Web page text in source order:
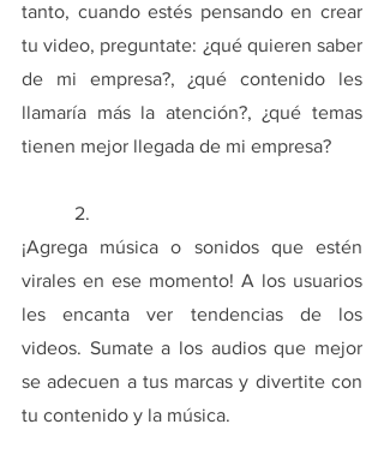
tanto, cuando estés pensando en crear
tu video, preguntate: ¿qué quieren saber
de mi empresa?, ¿qué contenido les
llamaría más la atención?, ¿qué temas
tienen mejor llegada de mi empresa?
	 2.
¡Agrega música o sonidos que estén
virales en ese momento! A los usuarios
les encanta ver tendencias de los
videos. Sumate a los audios que mejor
se adecuen a tus marcas y divertite con
tu contenido y la música.